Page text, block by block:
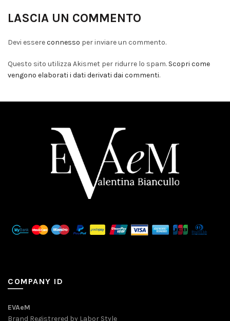
LASCIA UN COMMENTO
Devi essereconnesso per inviare un commento.
Questo sito utilizza Akismet per ridurre lo spam. Scopri come
vengono elaborati i dati derivati dai commenti.
COMPANY ID
EVAeM
Brand Registrered by Labor Style